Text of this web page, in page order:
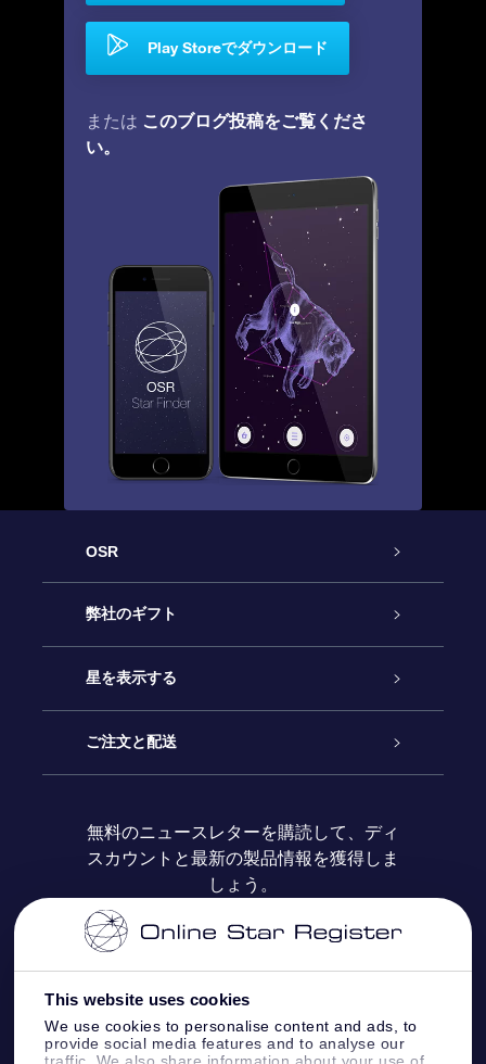
This website uses cookies
We use cookies to personalise content and ads, to
provide social media features and to analyse our
traffic. We also share information about your use of
Play Storeでダウンロード
または このブログ投稿をご覧くださ
い。
OSR
カスタマーサービス
お問い合わせ
ブログ
レビュー
弊社のギフト
Online Starギフト
OSRギフトパック
OSR ギフトカード
法人ギフト
星を表示する
星の登録
カスタマイズされたStar Page
One Million Stars
OSR Starsaver
星間飛行VRアプリ
ご注文と配送
お支払いに関する情報
配送に関する情報
返品ポリシ
星座
無料のニュースレターを購読して、ディ
スカウントと最新の製品情報を獲得しま
しょう。